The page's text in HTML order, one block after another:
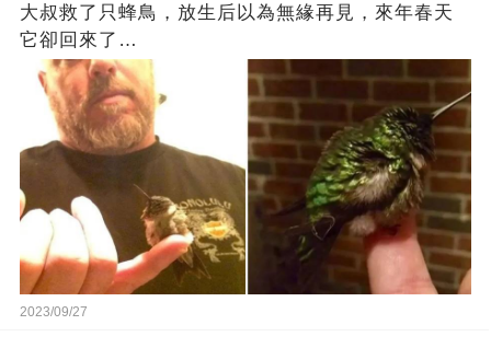
大叔救了只蜂鳥，放生后以為無緣再見，來年春天
它卻回來了…
2023/09/27